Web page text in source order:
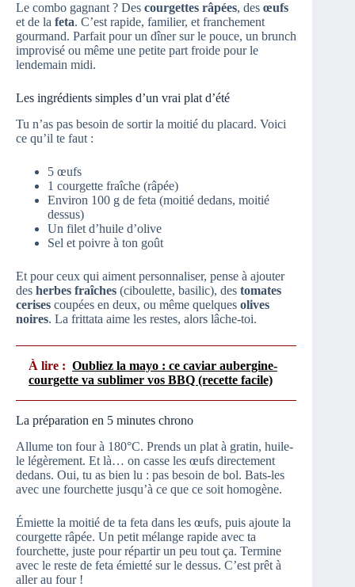
Le combo gagnant ? Des courgettes râpées, des œufs
et de la feta. C’est rapide, familier, et franchement
gourmand. Parfait pour un dîner sur le pouce, un brunch
improvisé ou même une petite part froide pour le
lendemain midi.
Les ingrédients simples d’un vrai plat d’été
Tu n’as pas besoin de sortir la moitié du placard. Voici
ce qu’il te faut :
5 œufs
1 courgette fraîche (râpée)
Environ 100 g de feta (moitié dedans, moitié
dessus)
Un filet d’huile d’olive
Sel et poivre à ton goût
Et pour ceux qui aiment personnaliser, pense à ajouter
des herbes fraîches (ciboulette, basilic), des tomates
cerises coupées en deux, ou même quelques olives
noires. La frittata aime les restes, alors lâche-toi.
À lire : Oubliez la mayo : ce caviar aubergine-
courgette va sublimer vos BBQ (recette facile)
La préparation en 5 minutes chrono
Allume ton four à 180°C. Prends un plat à gratin, huile-
le légèrement. Et là… on casse les œufs directement
dedans. Oui, tu as bien lu : pas besoin de bol. Bats-les
avec une fourchette jusqu’à ce que ce soit homogène.
Émiette la moitié de ta feta dans les œufs, puis ajoute la
courgette râpée. Un petit mélange rapide avec ta
fourchette, juste pour répartir un peu tout ça. Termine
avec le reste de feta émietté sur le dessus. C’est prêt à
aller au four !